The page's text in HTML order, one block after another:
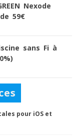
Nexode
59€
sans Fi à
pour iOS et